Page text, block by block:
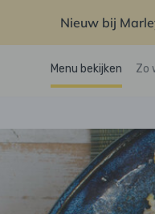
Nieuw bij
Menu bekijken Zo